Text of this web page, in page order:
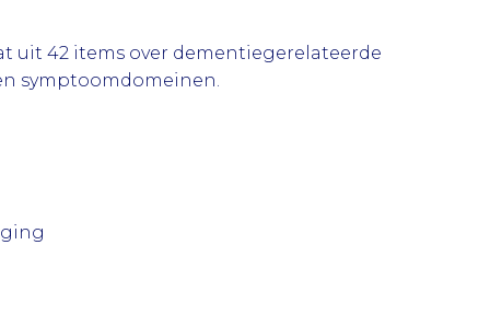
uit 42 items over dementiegerelateerde
symptoomdomeinen.